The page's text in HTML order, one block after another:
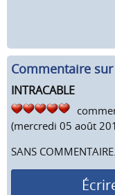
Commentaire
INTRACABLE
(mercredi 05 août
SANS